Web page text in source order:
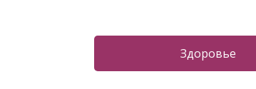
Здоровье